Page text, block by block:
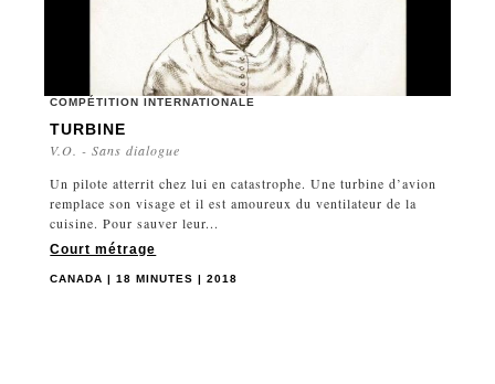
COMPÉTITION INTERNATIONALE
TURBINE
V.O. - Sans dialogue
Un pilote atterrit chez lui en catastrophe. Une turbine d’avion
remplace son visage et il est amoureux du ventilateur de la
cuisine. Pour sauver leur...
Court métrage
CANADA | 18 MINUTES | 2018